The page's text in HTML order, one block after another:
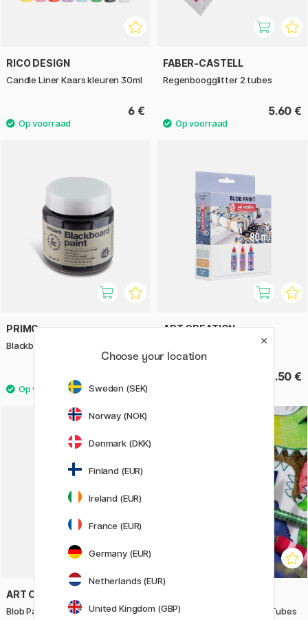
RICO DESIGN
Candle Liner Kaars kleuren 30ml
6 €
FABER-CASTELL
Regenboogglitter 2 tubes
5.60 €
PRIMO
Blackboard paint 250ml
ART CREATION
22.50 €
ART CREATION
Blob Paint set Pink Glow in the dark Glitter 2 Tubes
Choose your location
Sweden (SEK)
Norway (NOK)
Denmark (DKK)
Finland (EUR)
Ireland (EUR)
France (EUR)
Germany (EUR)
Netherlands (EUR)
United Kingdom (GBP)